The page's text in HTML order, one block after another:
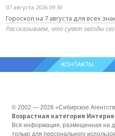
07 августа 2026 09:30
Гороскоп на 7 августа для всех
Рассказываем, что сулят звёзды
КОНТАКТЫ
© 2002 — 2026 «Сибирское
Возрастная категория
Вся информация, размещенная на
только для персонального